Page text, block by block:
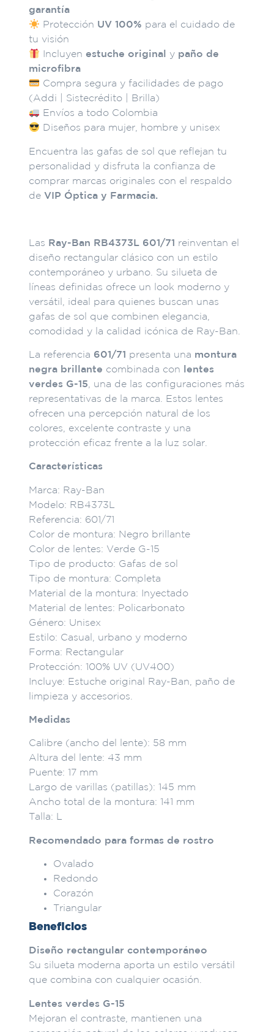
garantía
Protección UV 100% para el cuidado de
tu visión
Incluyenestuche original y paño de
microfibra
Compra segura y facilidades de pago
(Addi | Sistecrédito | Brilla)
Envíos a todo Colombia
Diseños para mujer, hombre y unisex
Encuentra las gafas de sol que reflejan tu
personalidad y disfruta la confianza de
comprar marcas originales con el respaldo
deVIP Óptica y Farmacia.
Las Ray-Ban RB4373L 601/71 reinventan el
diseño rectangular clásico con un estilo
contemporáneo y urbano. Su silueta de
líneas definidas ofrece un look moderno y
versátil, ideal para quienes buscan unas
gafas de sol que combinen elegancia,
comodidad y la calidad icónica de Ray-Ban.
La referencia 601/71 presenta una montura
negra brillante combinada con
lentes
verdes G-15 , una de las configuraciones más
representativas de la marca. Estos lentes
ofrecen una percepción natural de los
colores, excelente contraste y una
protección eficaz frente a la luz solar.
Características
Marca: Ray-Ban
Modelo: RB4373L
Referencia: 601/71
Color de montura: Negro brillante
Color de lentes: Verde G-15
Tipo de producto: Gafas de sol
Tipo de montura: Completa
Material de la montura: Inyectado
Material de lentes: Policarbonato
Género: Unisex
Estilo: Casual, urbano y moderno
Forma: Rectangular
Protección: 100% UV (UV400)
Incluye: Estuche original Ray-Ban, paño de
limpieza y accesorios.
Medidas
Calibre (ancho del lente): 58 mm
Altura del lente: 43 mm
Puente: 17 mm
Largo de varillas (patillas): 145 mm
Ancho total de la montura: 141 mm
Talla: L
Recomendado para formas de rostro
Ovalado
Redondo
Corazón
Triangular
Beneficios
Diseño rectangular contemporáneo
Su silueta moderna aporta un estilo versátil
que combina con cualquier ocasión.
Lentes verdes G-15
Mejoran el contraste, mantienen una